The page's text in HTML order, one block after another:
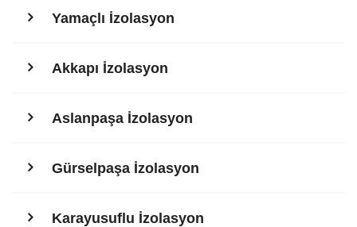
Yamaçlı İzolasyon
Akkapı İzolasyon
Aslanpaşa İzolasyon
Gürselpaşa İzolasyon
Karayusuflu İzolasyon